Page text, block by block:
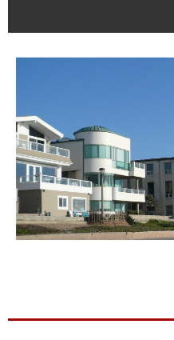
市場データ
Market Intelligence
不動産関連の税法/レ
お客様の声
売却